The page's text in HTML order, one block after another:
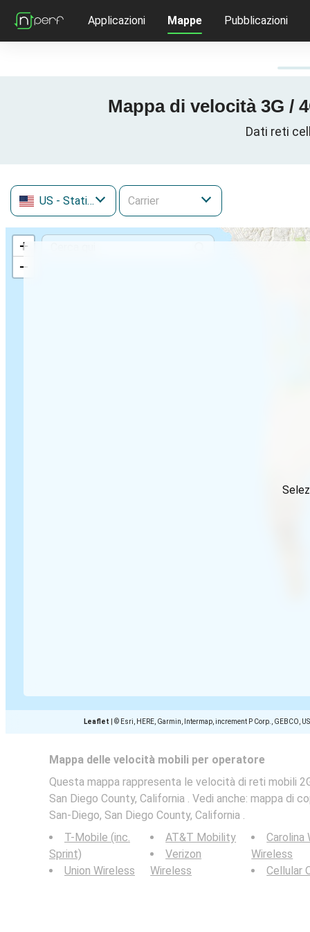
Applicazioni Mappe Pubblicazioni
Mappa di velocità 3G /
Dati reti
US - Stati Uniti
+
−
Leaflet © Esri, HERE, Garmin, Intermap, increment P Corp., GEBCO,
Mappa delle velocità mobili per operatore
Questa mappa rappresenta le velocità di reti mobili
San Diego County, California . Vedi anche: mappa di
San-Diego, San Diego County, California .
T-Mobile (inc.
Sprint)
Union Wireless
AT&T Mobility
Verizon
Wireless
Carolina
Wireless
Cellular